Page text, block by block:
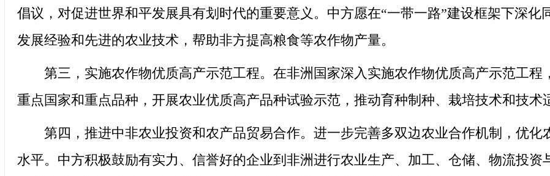
倡议，对促进世界和平发展具有划时代的重要意义。中方愿在“一带一路”建设框架下深
发展经验和先进的农业技术，帮助非方提高粮食等农作物产量。
第三，实施农作物优质高产示范工程。在非洲国家深入实施农作物优质高产示范工程
重点国家和重点品种，开展农业优质高产品种试验示范，推动育种制种、栽培技术和技术
第四，推进中非农业投资和农产品贸易合作。进一步完善多双边农业合作机制，优化
水平。中方积极鼓励有实力、信誉好的企业到非洲进行农业生产、加工、仓储、物流投